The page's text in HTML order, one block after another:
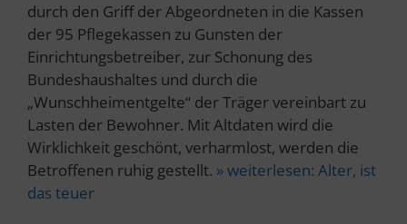
durch den Griff der Abgeordneten in die Kassen
der 95 Pflegekassen zu Gunsten der
Einrichtungsbetreiber, zur Schonung des
Bundeshaushaltes und durch die
„Wunschheimentgelte“ der Träger vereinbart zu
Lasten der Bewohner. Mit Altdaten wird die
Wirklichkeit geschönt, verharmlost, werden die
Betroffenen ruhig gestellt. » weiterlesen: Alter, ist
das teuer